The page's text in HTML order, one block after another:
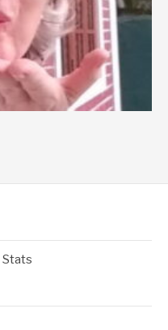
Stats